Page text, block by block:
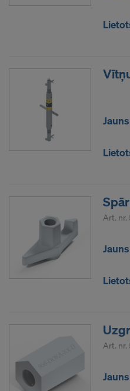
Jauns
Art. nr.
Jauns
Art. nr.
Jauns